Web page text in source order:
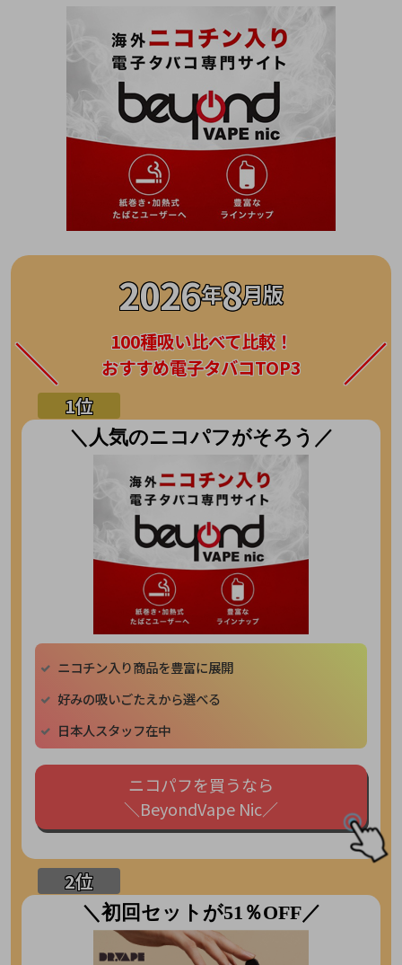
2026年8月版
100種吸い比べて比較！
おすすめ電子タバコTOP3
＼人気のニコパフがそろう／
ニコチン入り商品を豊富に展開
好みの吸いごたえから選べる
日本人スタッフ在中
ニコパフを買うなら
＼BeyondVape Nic／
＼初回セットが51％OFF／